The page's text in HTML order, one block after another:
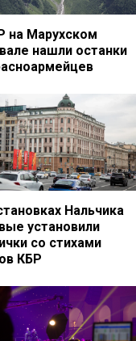
на Марухском
нашли останки
Нальчика
установили
со стихами
КБР